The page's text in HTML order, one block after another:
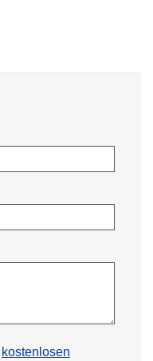
kostenlosen